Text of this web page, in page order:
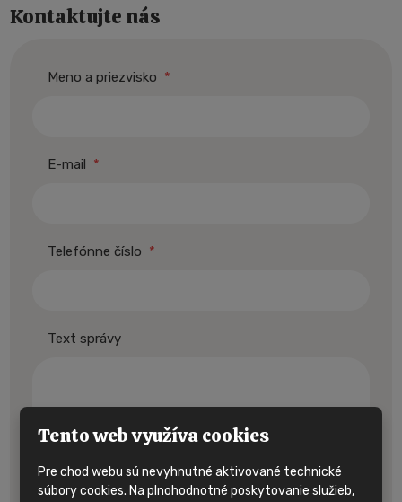
Kontaktujte nás
Meno a priezvisko *
E-mail *
Telefónne číslo *
Text správy
Tento web využíva cookies
Pre chod webu sú nevyhnutné aktivované technické
súbory cookies. Na plnohodnotné poskytovanie služieb,